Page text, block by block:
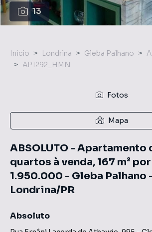
13
Início Londrina Gleba Palhano
AP1292_HMN
Fotos
Mapa
ABSOLUTO - Apartamento
quartos à venda, 167 m²
1.950.000 - Gleba Palhano
Londrina/PR
Absoluto